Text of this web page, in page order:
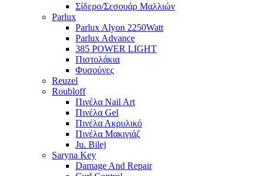
Σίδερο/Σεσουάρ Μαλλιών
Parlux
Parlux Alyon 2250Watt
Parlux Advance
385 POWER LIGHT
Πιστολάκια
Φυσούνες
Reuzel
Roubloff
Πινέλα Nail Art
Πινέλα Gel
Πινέλα Ακρυλικό
Πινέλα Μακιγιάζ
Ju. Bilej
Saryna Key
Damage And Repair